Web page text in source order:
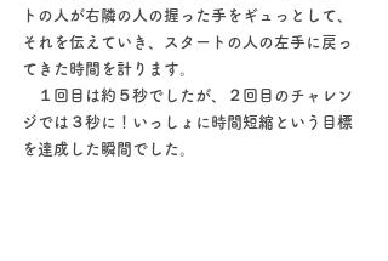
トの人が右隣の人の握った手をギュっとして、
それを伝えていき、スタートの人の左手に戻っ
てきた時間を計ります。
１回目は約５秒でしたが、２回目のチャレン
ジでは３秒に！いっしょに時間短縮という目標
を達成した瞬間でした。